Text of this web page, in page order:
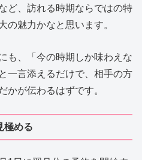
ど、訪れる時期ならではの特
の魅力かなと思います。
も、「今の時期しか味わえな
一言添えるだけで、相手の方
かが伝わるはずです。
極める